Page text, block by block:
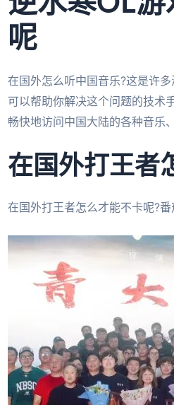
呢
在国外怎么听中国音乐?这是许
可以帮助你解决这个问题的技术
畅快地访问中国大陆的各种音乐
在国外打王者
在国外打王者怎么才能不卡呢?